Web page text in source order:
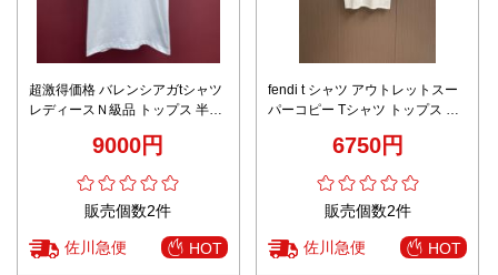
超激得価格 バレンシアガtシャツ
レディースＮ級品 トップス 半袖
9000円
販売個数2件
佐川急便 HOT
fendi t シャツ アウトレットスー
パーコピー Tシャツ トップス 純
6750円
販売個数2件
佐川急便 HOT